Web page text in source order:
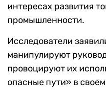
интересах развития
промышленности.
Исследователи
манипулируют
провоцируют их
опасные пути» в